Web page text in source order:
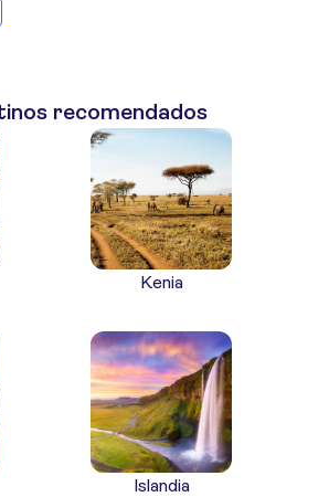
recomendados
Kenia
Islandia